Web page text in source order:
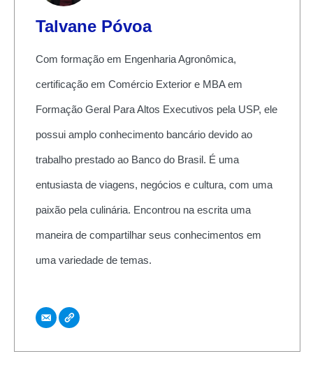
Talvane Póvoa
Com formação em Engenharia Agronômica,
certificação em Comércio Exterior e MBA em
Formação Geral Para Altos Executivos pela USP, ele
possui amplo conhecimento bancário devido ao
trabalho prestado ao Banco do Brasil. É uma
entusiasta de viagens, negócios e cultura, com uma
paixão pela culinária. Encontrou na escrita uma
maneira de compartilhar seus conhecimentos em
uma variedade de temas.